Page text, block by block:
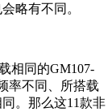
略有不同。
相同的GM107-
率不同、所搭载
。那么这11款非